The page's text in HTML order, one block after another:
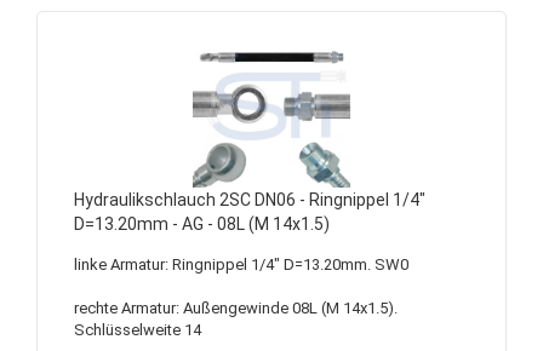
Hydraulikschlauch 2SC DN06 - Ringnippel 1/4"
D=13.20mm - AG - 08L (M 14x1.5)
linke Armatur: Ringnippel 1/4" D=13.20mm. SW0
rechte Armatur: Außengewinde 08L (M 14x1.5).
Schlüsselweite 14